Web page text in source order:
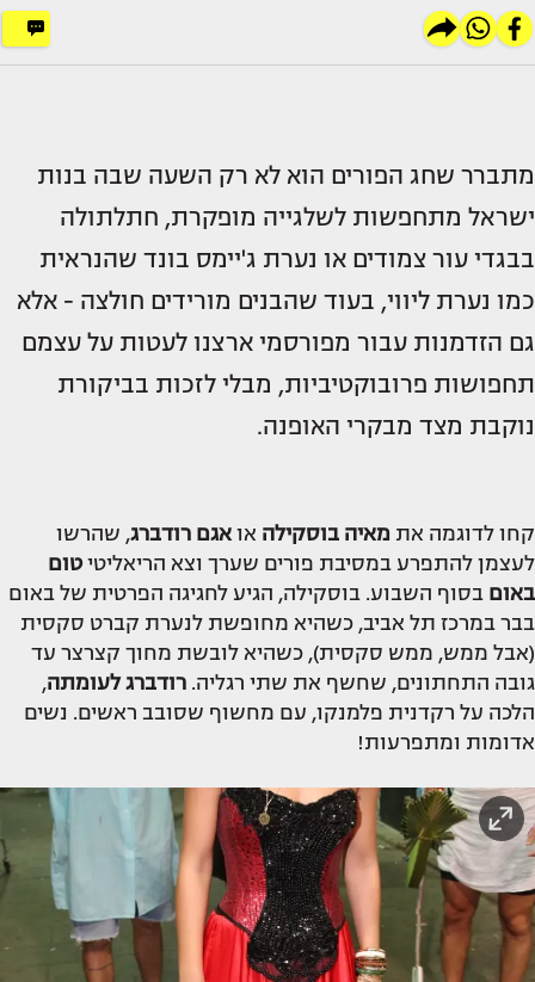
מתברר שחג הפורים הוא לא רק השעה שבה בנות
ישראל מתחפשות לשלגייה מופקרת, חתלתולה
בבגדי עור צמודים או נערת ג'יימס בונד שהנראית
כמו נערת ליווי, בעוד שהבנים מורידים חולצה - אלא
גם הזדמנות עבור מפורסמי ארצנו לעטות על עצמם
תחפושות פרובוקטיביות, מבלי לזכות בביקורת
נוקבת מצד מבקרי האופנה.
קחו לדוגמה את מאיה בוסקילה אואגם רודברג, שהרשו
לעצמן להתפרע במסיבת פורים שערך וצא הריאליטיטום
באום בסוף השבוע. בוסקילה, הגיע לחגיגה הפרטית של באום
בבר במרכז תל אביב, כשהיא מחופשת לנערת קברט סקסית
(אבל ממש, ממש סקסית), כשהיא לובשת מחוך קצרצר עד
גובה התחתונים, שחשף את שתי רגליה. רודברג לעומתה,
הלכה על רקדנית פלמנקו, עם מחשוף שסובב ראשים. נשים
אדומות ומתפרעות!